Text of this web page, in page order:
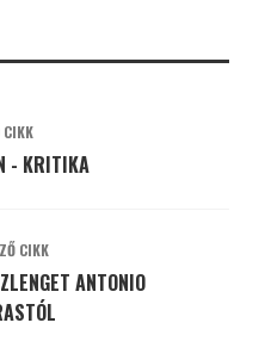
CIKK
- KRITIKA
CIKK
ANTONIO